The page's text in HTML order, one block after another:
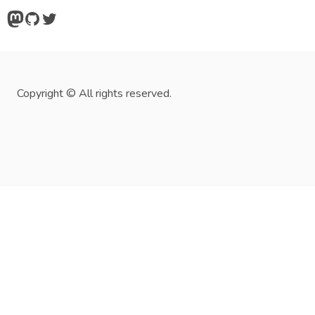
Mastodon
GitHub
Twitter
Copyright © All rights reserved.